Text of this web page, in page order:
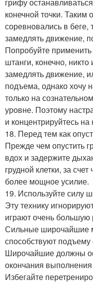
грифу
конечной точки. Таким
соревновались в беге,
замедлять движение,
Попробуйте
штанги, конечно, никто
замедлять движение,
подъема, однако хочу
только на
уровне. Поэтому
и концентрируйтесь на
18. Перед тем как
Прежде чем опустить
вдох и задержите
грудной клетки, за
более мощное усилие.
19. Используйте силу
Эту технику
играют очень
Сильные широчайшие
способствуют
Широчайшие должны
окончания
Избегайте